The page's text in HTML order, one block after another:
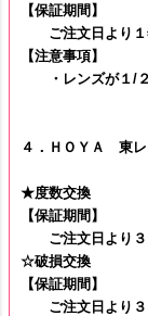
【保証期間】
ご注文日より１
【注意事項】
・レンズが１/２
４．ＨＯＹＡ 東
★度数交換
【保証期間】
ご注文日より３
☆破損交換
【保証期間】
ご注文日より３